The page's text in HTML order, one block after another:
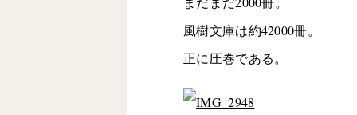
風樹文庫は約42000冊。
正に圧巻である。